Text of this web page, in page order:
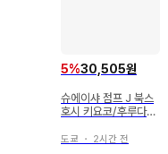
5%30,505원
슈에이샤 점프 J 북스
호시 키요코/후루다테
세츠반!! 8
도쿄 ・ 2시간 전